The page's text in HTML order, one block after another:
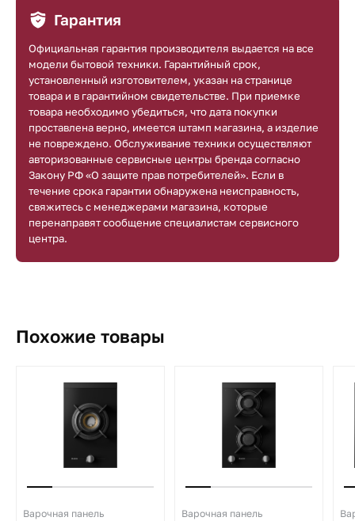
Гарантия
Официальная гарантия производителя выдается на все
модели бытовой техники. Гарантийный срок,
установленный изготовителем, указан на странице
товара и в гарантийном свидетельстве. При приемке
товара необходимо убедиться, что дата покупки
проставлена верно, имеется штамп магазина, а изделие
не повреждено. Обслуживание техники осуществляют
авторизованные сервисные центры бренда согласно
Закону РФ «О защите прав потребителей». Если в
течение срока гарантии обнаружена неисправность,
свяжитесь с менеджерами магазина, которые
перенаправят сообщение специалистам сервисного
центра.
Похожие товары
Варочная панель Варочная панель